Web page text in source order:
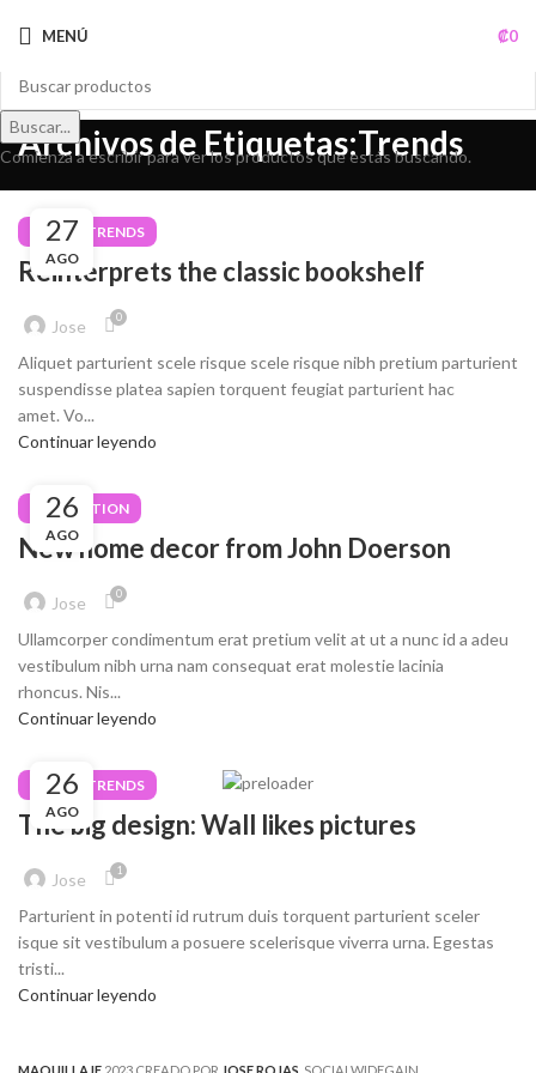
MENÚ ₡0
Archivos de Etiquetas:Trends
27
AGO
DESIGN TRENDS
Reinterprets the classic bookshelf
Jose 0
Aliquet parturient scele risque scele risque nibh pretium parturient
suspendisse platea sapien torquent feugiat parturient hac
amet. Vo...
Continuar leyendo
26
AGO
DECORATION
New home decor from John Doerson
Jose 0
Ullamcorper condimentum erat pretium velit at ut a nunc id a adeu
vestibulum nibh urna nam consequat erat molestie lacinia
rhoncus. Nis...
Continuar leyendo
26
AGO
DESIGN TRENDS
The big design: Wall likes pictures
Jose 1
Parturient in potenti id rutrum duis torquent parturient sceler
isque sit vestibulum a posuere scelerisque viverra urna. Egestas
tristi...
Continuar leyendo
Buscar...
Comienza a escribir para ver los productos que estás buscando.